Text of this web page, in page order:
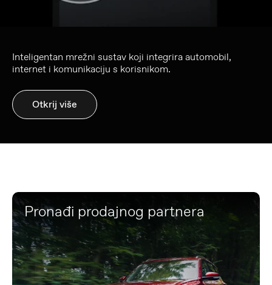
Inteligentan mrežni sustav koji integrira automobil,
internet i komunikaciju s korisnikom.
Otkrij više
Pronađi prodajnog partnera